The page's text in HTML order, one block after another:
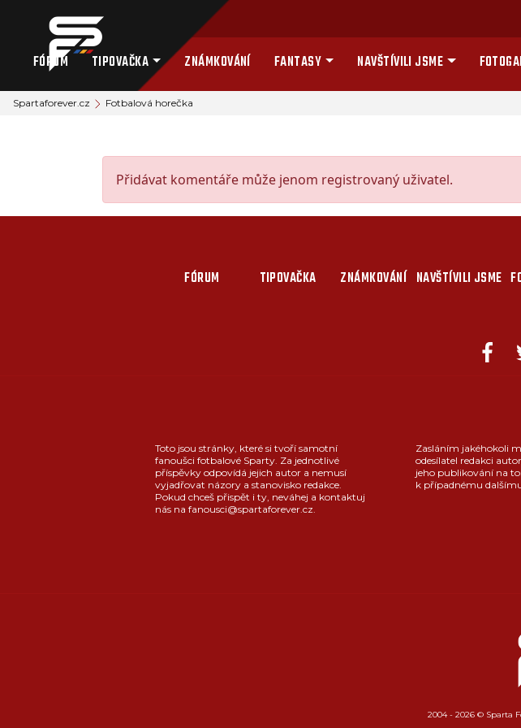
FÓRUM TIPOVAČKA ZNÁMKOVÁNÍ FANTASY NAVŠTÍVILI JSME
Spartaforever.cz Fotbalová horečka
Přidávat komentáře může jenom registrovaný uživatel.
FÓRUM TIPOVAČKA ZNÁMKOVÁNÍ NAVŠTÍVILI JSME
Toto jsou stránky, které si tvoří samotní
fanoušci fotbalové Sparty. Za jednotlivé
příspěvky odpovídá jejich autor a nemusí
vyjadřovat názory a stanovisko redakce.
Pokud chceš přispět i ty, neváhej a kontaktuj
nás na fanousci@spartaforever.cz.
Zasláním jakéhokoli
odesílatel redakci
jeho publikování na
k případnému
2004 - 2026 © Sparta